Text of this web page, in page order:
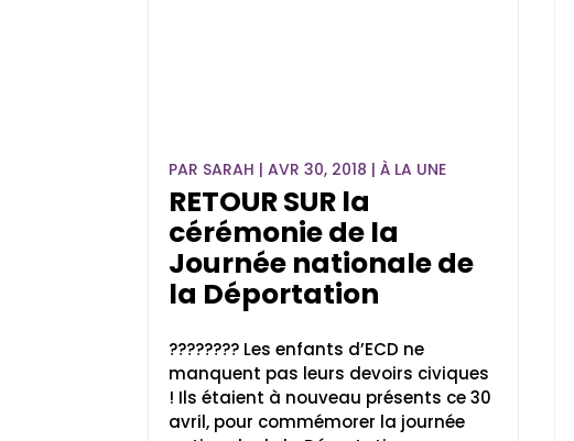
PAR SARAH |AVR 30, 2018 |À LA UNE
RETOUR SUR la
cérémonie de la
Journée nationale de
la Déportation
???????? Les enfants d’ECD ne
manquent pas leurs devoirs civiques
! Ils étaient à nouveau présents ce 30
avril, pour commémorer la journée